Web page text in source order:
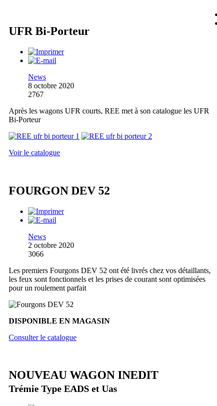
UFR Bi-Porteur
News
8 octobre 2020
2767
Après les wagons UFR courts, REE met à son catalogue les UFR
Bi-Porteur
Voir le catalogue
FOURGON DEV 52
News
2 octobre 2020
3066
Les premiers Fourgons DEV 52 ont été livrés chez vos détaillants,
les feux sont fonctionnels et les prises de courant sont optimisées
pour un roulement parfait
DISPONIBLE EN MAGASIN
Consulter le catalogue
NOUVEAU WAGON INEDIT
Trémie Type EADS et Uas